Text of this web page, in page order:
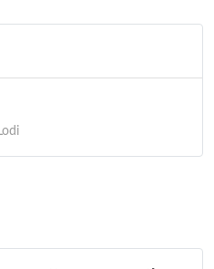
Cioca e Berloca
1, Cavenago d'Adda
e Giuseppe Bescapé